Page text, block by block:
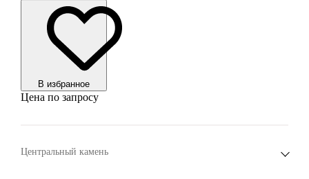
В избранноe
Цена по запросу
Центральный камень